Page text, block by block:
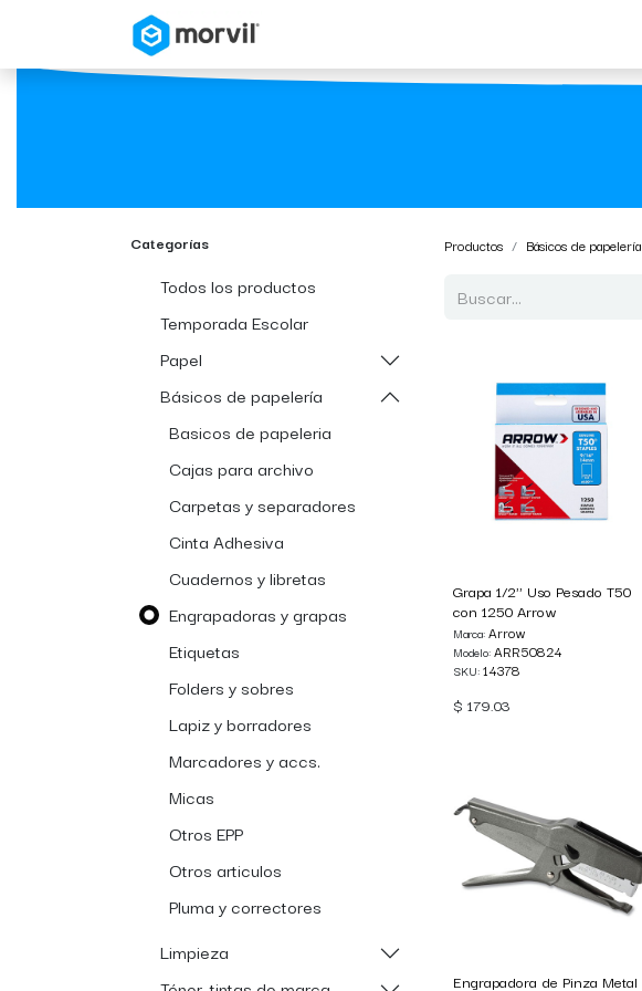
Categorías
Todos los productos
Temporada Escolar
Papel
Básicos de papelería
Basicos de papeleria
Cajas para archivo
Carpetas y separadores
Cinta Adhesiva
Cuadernos y libretas
Engrapadoras y grapas
Etiquetas
Folders y sobres
Lapiz y borradores
Marcadores y accs.
Micas
Otros EPP
Otros articulos
Pluma y correctores
Limpieza
Productos Básicos de papelería
Grapa 1/2'' Uso Pesado T50
con 1250 Arrow
Marca:Arrow
Modelo:ARR50824
SKU:14378
$ 179.03
Engrapadora de Pinza Metal